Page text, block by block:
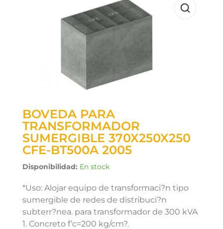
BOVEDA PARA
TRANSFORMADOR
SUMERGIBLE 370X250X250
CFE-BT500A 2005
Disponibilidad: En stock
*Uso: Alojar equipo de transformaci?n tipo
sumergible de redes de distribuci?n
subterr?nea. para transformador de 300 kVA
1. Concreto f’c=200 kg/cm?.